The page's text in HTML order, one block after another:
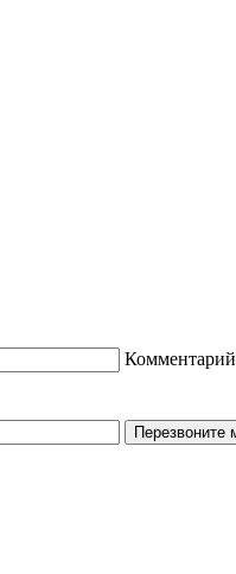
Комментарий